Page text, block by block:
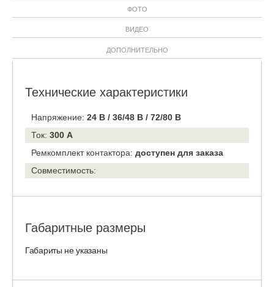
ФОТО
ВИДЕО
ДОПОЛНИТЕЛЬНО
Технические характеристики
Напряжение: 24 B / 36/48 B / 72/80 B
Ток: 300 A
Ремкомплект контактора: доступен для заказа
Совместимость:
Габаритные размеры
Габариты не указаны